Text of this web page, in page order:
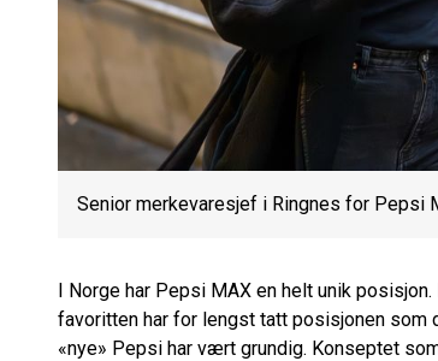
Senior merkevaresjef i Ringnes for Pepsi
I Norge har Pepsi MAX en helt unik
favoritten har for lengst tatt posisjonen som
«nye» Pepsi har vært grundig. Konseptet